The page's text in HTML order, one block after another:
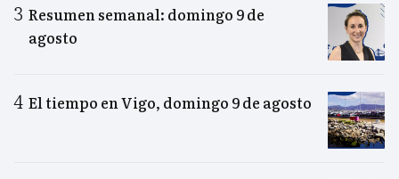
Resumen semanal: domingo 9 de
agosto
El tiempo en Vigo, domingo 9 de agosto